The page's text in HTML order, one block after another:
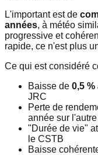
L'important est de
années, à météo
progressive et
rapide, ce n'est plus
Ce qui est considéré
Baisse de 0,5 %
JRC
Perte de
année sur l'autre
"Durée de vie"
le CSTB
Baisse